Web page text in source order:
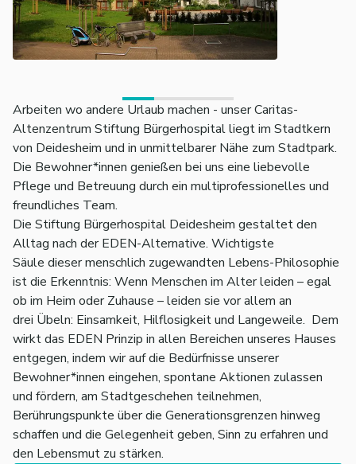
Arbeiten wo andere Urlaub machen - unser Caritas-
Altenzentrum Stiftung Bürgerhospital liegt im Stadtkern
von Deidesheim und in unmittelbarer Nähe zum Stadtpark.
Die Bewohner*innen genießen bei uns eine liebevolle
Pflege und Betreuung durch ein multiprofessionelles und
freundliches Team.
Die Stiftung Bürgerhospital Deidesheim gestaltet den
Alltag nach der EDEN-Alternative. Wichtigste
Säule dieser menschlich zugewandten Lebens-Philosophie
ist die Erkenntnis: Wenn Menschen im Alter leiden – egal
ob im Heim oder Zuhause – leiden sie vor allem an
drei Übeln: Einsamkeit, Hilflosigkeit und Langeweile. Dem
wirkt das EDEN Prinzip in allen Bereichen unseres Hauses
entgegen, indem wir auf die Bedürfnisse unserer
Bewohner*innen eingehen, spontane Aktionen zulassen
und fördern, am Stadtgeschehen teilnehmen,
Berührungspunkte über die Generationsgrenzen hinweg
schaffen und die Gelegenheit geben, Sinn zu erfahren und
den Lebensmut zu stärken.